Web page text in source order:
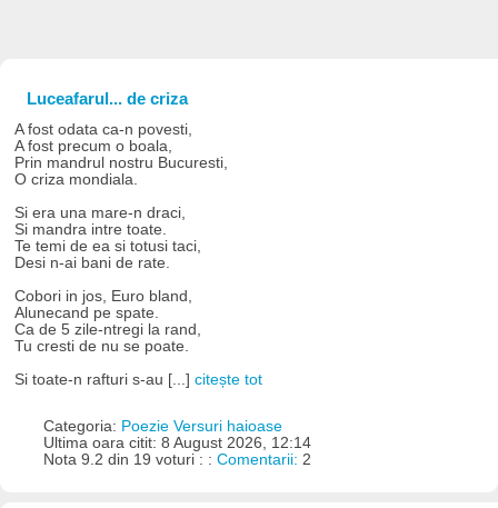
Luceafarul... de criza
A fost odata ca-n povesti,
A fost precum o boala,
Prin mandrul nostru Bucuresti,
O criza mondiala.
Si era una mare-n draci,
Si mandra intre toate.
Te temi de ea si totusi taci,
Desi n-ai bani de rate.
Cobori in jos, Euro bland,
Alunecand pe spate.
Ca de 5 zile-ntregi la rand,
Tu cresti de nu se poate.
Si toate-n rafturi s-au [...]citește tot
Categoria: Poezie Versuri haioase
Ultima oara citit: 8 August 2026, 12:14
Nota 9.2 din 19 voturi : : Comentarii: 2